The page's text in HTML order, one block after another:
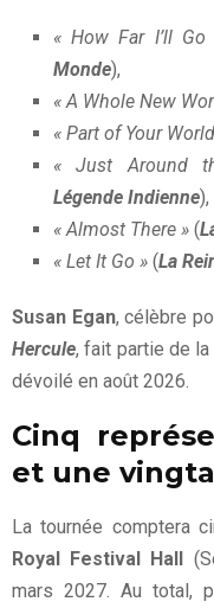
« How Far I’ll Go
Monde),
« A Whole New
« Part of Your
« Just Around
Légende Indienne),
« Almost There » (
« Let It Go » (La
Susan Egan, célèbre
Hercule, fait partie de
dévoilé en août 2026.
Cinq
et une
La tournée comptera
Royal Festival Hall
mars 2027. Au total,